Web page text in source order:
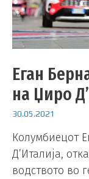
Еган
на Џиро
30.05.2021
Колумбиецот
Д’Италија,
водството во